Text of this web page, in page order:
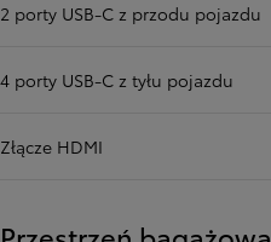
2 porty USB-C z przodu pojazdu
4 porty USB-C z tyłu pojazdu
Złącze HDMI